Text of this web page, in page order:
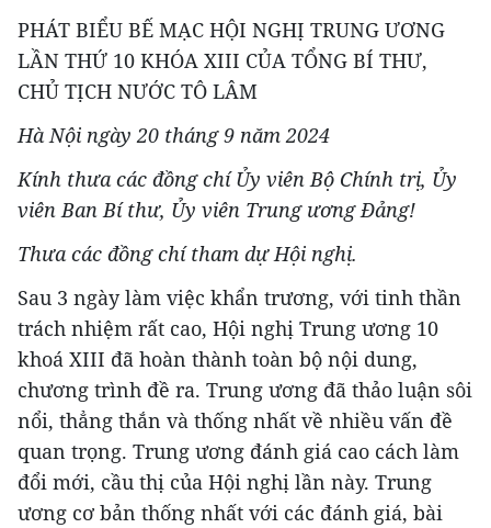
PHÁT BIỂU BẾ MẠC HỘI NGHỊ TRUNG ƯƠNG
LẦN THỨ 10 KHÓA XIII CỦA TỔNG BÍ THƯ,
CHỦ TỊCH NƯỚC TÔ LÂM
Hà Nội ngày 20 tháng 9 năm 2024
Kính thưa các đồng chí Ủy viên Bộ Chính trị, Ủy
viên Ban Bí thư, Ủy viên Trung ương Đảng!
Thưa các đồng chí tham dự Hội nghị.
Sau 3 ngày làm việc khẩn trương, với tinh thần
trách nhiệm rất cao, Hội nghị Trung ương 10
khoá XIII đã hoàn thành toàn bộ nội dung,
chương trình đề ra. Trung ương đã thảo luận sôi
nổi, thẳng thắn và thống nhất về nhiều vấn đề
quan trọng. Trung ương đánh giá cao cách làm
đổi mới, cầu thị của Hội nghị lần này. Trung
ương cơ bản thống nhất với các đánh giá, bài